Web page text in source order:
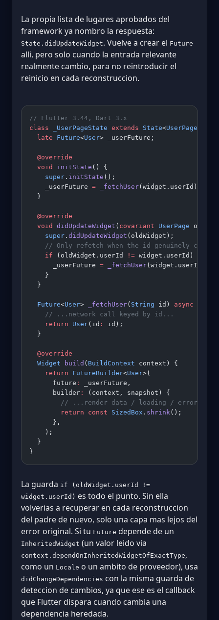
La propia lista de lugares aprobados del
framework ya nombro la respuesta:
State.didUpdateWidget. Vuelve a crear el Future
alli, pero solo cuando la entrada relevante
realmente cambio, para no reintroducir el
reinicio en cada reconstruccion.
// Flutter 3.44, Dart 3.x
class _UserPageState extends State<UserPage
  late
Future<User> _userFuture;
  @override
  void
initState () {
    super
. initState ();
    _userFuture
= _fetchUser(widget.userId);
  }
  @override
  void
didUpdateWidget ( covariant UserPage
    super
. didUpdateWidget (oldWidget);
// Only refetch when the id genuinely
    if
(oldWidget.userId != widget.userId) {
      _userFuture
= _fetchUser(widget.userId);
    }
  }
  Future
<User> _fetchUser( String id) async
    // ...network call keyed by id...
    return
User(id :
id);
  }
  @override
  Widget
build ( BuildContext context) {
    return
FutureBuilder<User>(
      future
:
_userFuture,
      builder
:
(context, snapshot) {
        // ...render data / loading / error...
        return
const SizedBox . shrink();
      },
    );
  }
}
La guarda if (oldWidget.userId !=
widget.userId) es todo el punto. Sin ella
volverias a recuperar en cada reconstruccion
del padre de nuevo, solo una capa mas lejos del
error original. Si tu Future depende de un
InheritedWidget (un valor leido via
context.dependOnInheritedWidgetOfExactType,
como un Locale o un ambito de proveedor), usa
didChangeDependencies con la misma guarda de
deteccion de cambios, ya que ese es el callback
que Flutter dispara cuando cambia una
dependencia heredada.